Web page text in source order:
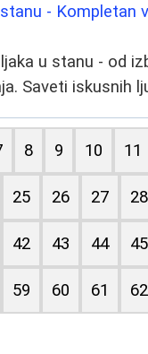
- Kompletan
u stanu - od
Saveti iskusnih
8 9 10 11
25 26 27 28
42 43 44 45
59 60 61 62